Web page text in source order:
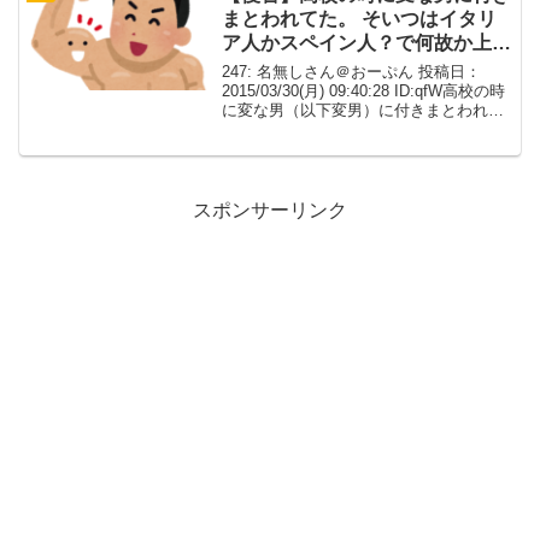
まとわれてた。 そいつはイタリ
ア人かスペイン人？で何故か上半
身の筋肉美を見せびらかす…
247: 名無しさん＠おーぷん 投稿日：
2015/03/30(月) 09:40:28 ID:qfW高校の時
に変な男（以下変男）に付きまとわれて
スポンサーリンク